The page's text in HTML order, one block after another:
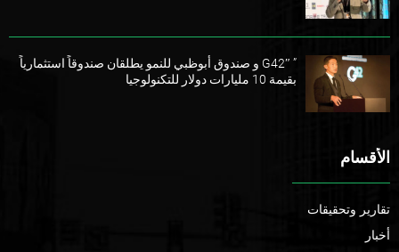
” G42″ و صندوق أبوظبي للنمو يطلقان صندوقاً استثمارياً
بقيمة 10 مليارات دولار للتكنولوجيا
الأقسام
تقارير وتحقيقات
أخبار